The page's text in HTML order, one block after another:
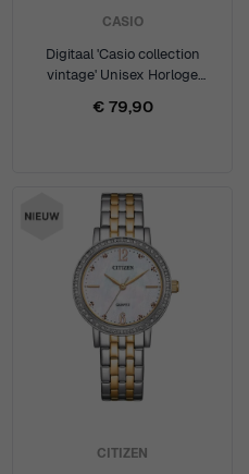
CASIO
Digitaal 'Casio collection
vintage' Unisex Horloge
€ 79,90
CITIZEN